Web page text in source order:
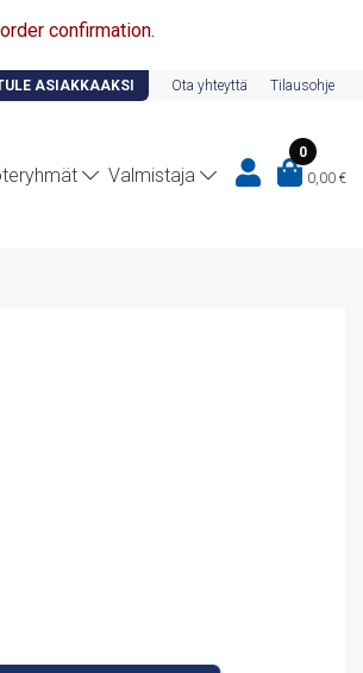
confirmation.
ASIAKKAAKSI Ota yhteyttä Tilausohje
Valmistaja
0
0,00 €